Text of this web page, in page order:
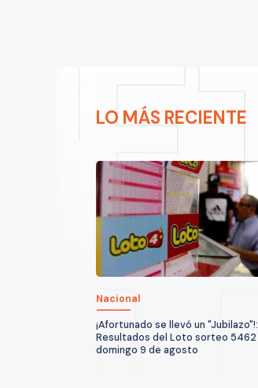
LO MÁS RECIENTE
Nacional
¡Afortunado se llevó un "Jubilazo"!:
Resultados del Loto sorteo 5462
domingo 9 de agosto